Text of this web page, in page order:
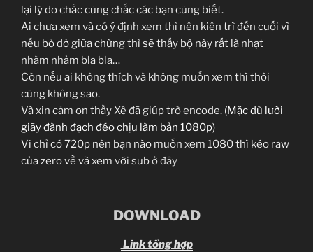
lại lý do chắc cũng chắc các bạn cũng biết.
Ai chưa xem và có ý định xem thì nên kiên trì đến cuối vì
nếu bỏ dở giữa chừng thì sẽ thấy bộ này rất là nhạt
nhàm nhảm bla bla…
Còn nếu ai không thích và không muốn xem thì thôi
cũng không sao.
Và xin cảm ơn thầy Xê đã giúp trò encode. (Mặc dù lười
giãy đành đạch đéo chịu làm bản 1080p)
Vì chỉ có 720p nên bạn nào muốn xem 1080 thì kéo raw
của zero về và xem với subở đây
DOWNLOAD
Link tổng hợp